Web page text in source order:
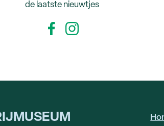
de laatste nieuwtjes